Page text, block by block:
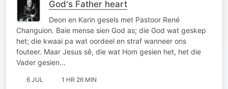
God's Father heart
Deon en Karin gesels met Pastoor René
Changuion. Baie mense sien God as; die God wat geskep
het; die kwaai pa wat oordeel en straf wanneer ons
fouteer. Maar Jesus sê, die wat Hom gesien het, het die
Vader gesien…
6 JUL 1 HR 26 MIN